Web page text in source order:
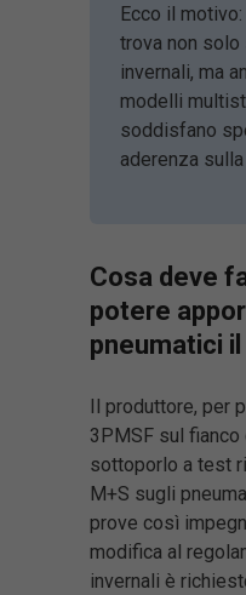
Ecco il
trova non
invernali, ma
modelli
soddisfano
aderenza sulla
Cosa deve
potere
pneumatici
Il produttore, per
3PMSF sul
sottoporlo a test
M+S sugli
prove così
modifica al
invernali è